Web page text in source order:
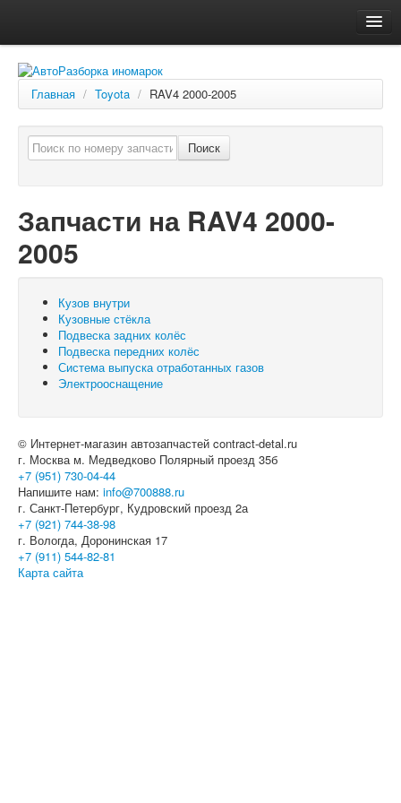
Автосервис
О компании
Доставка, оплата
Главная / Toyota / RAV4 2000-2005
Поиск
Запчасти на RAV4 2000-
2005
Кузов внутри
Кузовные стёкла
Подвеска задних колёс
Подвеска передних колёс
Система выпуска отработанных газов
Электрооснащение
© Интернет-магазин автозапчастей contract-detal.ru
г. Москва м. Медведково Полярный проезд 35б
+7 (951) 730-04-44
Напишите нам: info@700888.ru
г. Санкт-Петербург, Кудровский проезд 2а
+7 (921) 744-38-98
г. Вологда, Доронинская 17
+7 (911) 544-82-81
Карта сайта